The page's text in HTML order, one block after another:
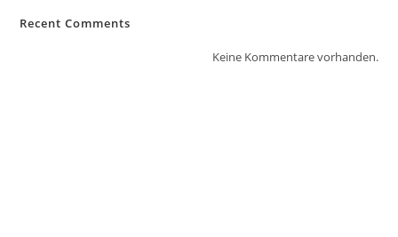
Recent Comments
Keine Kommentare vorhanden.